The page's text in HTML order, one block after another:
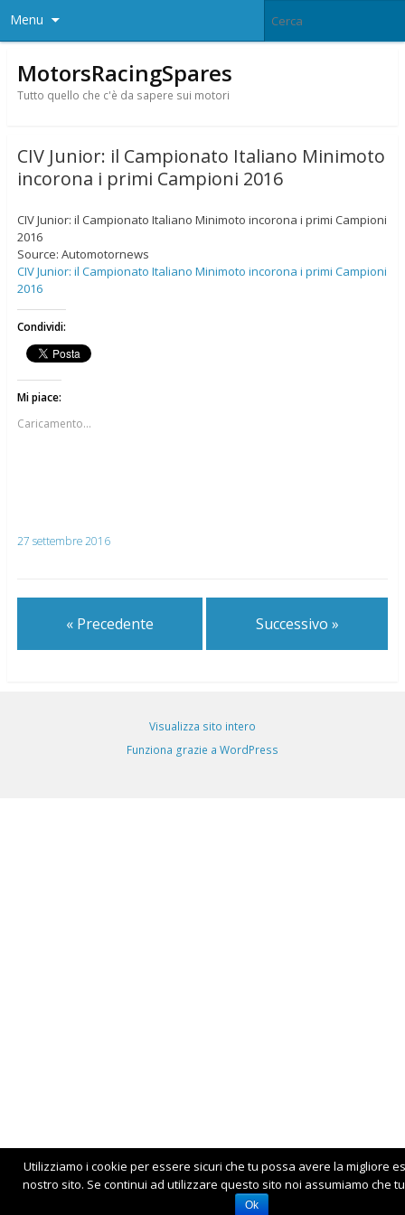
Menu
MotorsRacingSpares
Tutto quello che c'è da sapere sui motori
CIV Junior: il Campionato Italiano Minimoto
incorona i primi Campioni 2016
CIV Junior: il Campionato Italiano Minimoto incorona i primi Campioni
2016
Source: Automotornews
CIV Junior: il Campionato Italiano Minimoto incorona i primi Campioni
2016
Condividi:
Mi piace:
Caricamento...
27 settembre 2016
« Precedente Successivo »
Visualizza sito intero
Funziona grazie a WordPress
Utilizziamo i cookie per essere sicuri che tu possa avere la migliore
nostro sito. Se continui ad utilizzare questo sito noi assumiamo che
Ok